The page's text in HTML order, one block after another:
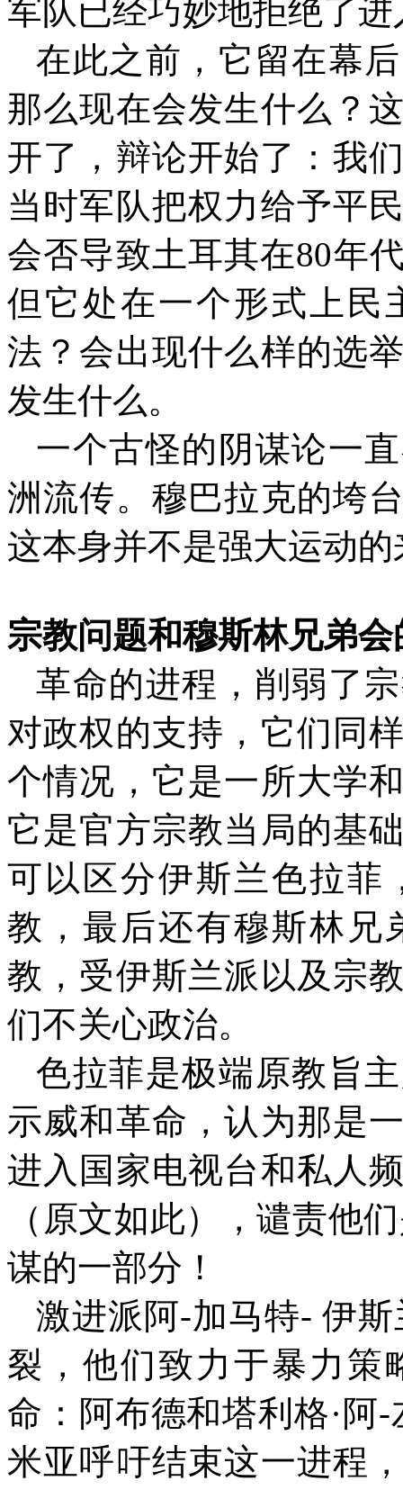
军队已经巧妙地拒绝了
在此之前，它留在幕
那么现在会发生什么？
开了，辩论开始了：我
当时军队把权力给予平
会否导致土耳其在80年
但它处在一个形式上民
法？会出现什么样的选
发生什么。
一个古怪的阴谋论一
洲流传。穆巴拉克的垮
这本身并不是强大运动的
宗教问题和穆斯林兄弟会
革命的进程，削弱了
对政权的支持，它们同
个情况，它是一所大学
它是官方宗教当局的基
可以区分伊斯兰色拉菲
教，最后还有穆斯林兄
教，受伊斯兰派以及宗
们不关心政治。
色拉菲是极端原教旨
示威和革命，认为那是
进入国家电视台和私人
（原文如此），谴责他
谋的一部分！
激进派阿-加马特-伊
裂，他们致力于暴力策
命：阿布德和塔利格·阿-
米亚呼吁结束这一进程